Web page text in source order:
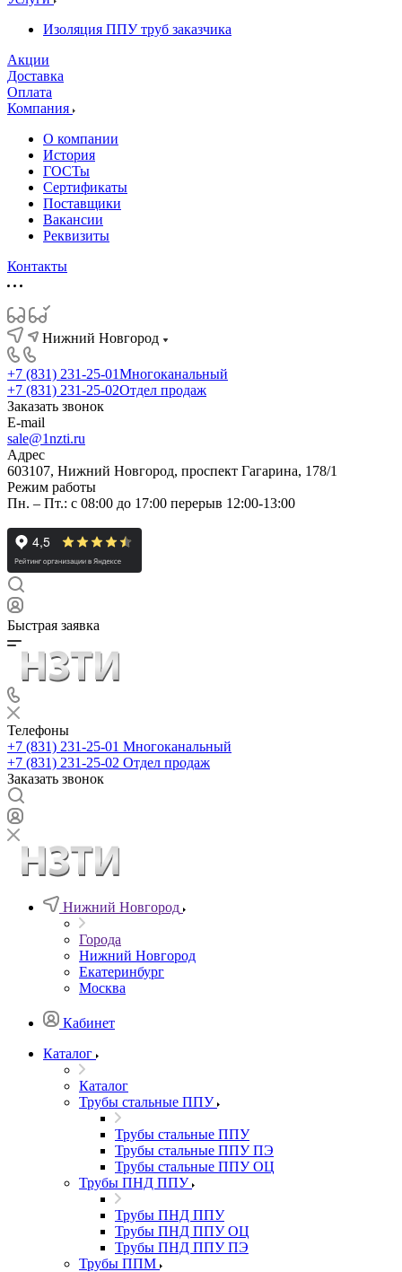
Изоляция ППУ труб заказчика
Акции
Доставка
Оплата
Компания
О компании
История
ГОСТы
Сертификаты
Поставщики
Вакансии
Реквизиты
Контакты
Нижний Новгород
+7 (831) 231-25-01Многоканальный
+7 (831) 231-25-02Отдел продаж
Заказать звонок
E-mail
sale@1nzti.ru
Адрес
603107, Нижний Новгород, проспект Гагарина, 178/1
Режим работы
Пн. – Пт.: с 08:00 до 17:00 перерыв 12:00-13:00
Быстрая заявка
Телефоны
+7 (831) 231-25-01 Многоканальный
+7 (831) 231-25-02 Отдел продаж
Заказать звонок
Нижний Новгород
Города
Нижний Новгород
Екатеринбург
Москва
Кабинет
Каталог
Каталог
Трубы стальные ППУ
Трубы стальные ППУ
Трубы стальные ППУ ПЭ
Трубы стальные ППУ ОЦ
Трубы ПНД ППУ
Трубы ПНД ППУ
Трубы ПНД ППУ ОЦ
Трубы ПНД ППУ ПЭ
Трубы ППМ